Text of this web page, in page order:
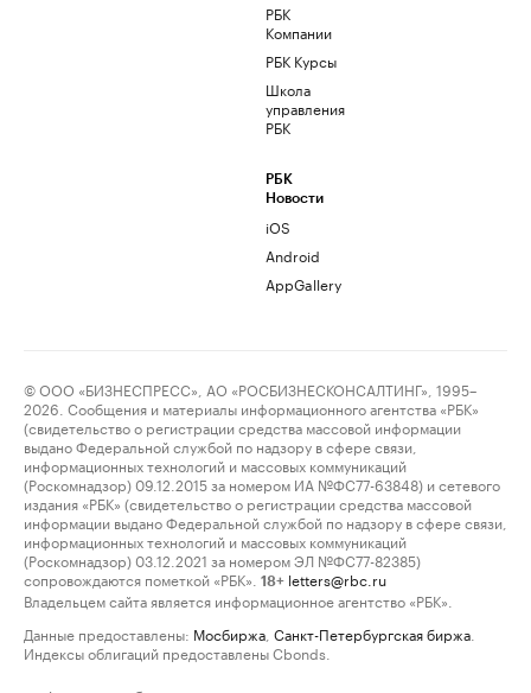
РБК
Компании
РБК Курсы
Школа
управления
РБК
РБК
Новости
iOS
Android
AppGallery
© ООО «БИЗНЕСПРЕСС», АО «РОСБИЗНЕСКОНСАЛТИНГ», 1995–
2026. Сообщения и материалы информационного агентства «РБК»
(свидетельство о регистрации средства массовой информации
выдано Федеральной службой по надзору в сфере связи,
информационных технологий и массовых коммуникаций
(Роскомнадзор) 09.12.2015 за номером ИА №ФС77-63848) и сетевого
издания «РБК» (свидетельство о регистрации средства массовой
информации выдано Федеральной службой по надзору в сфере связи,
информационных технологий и массовых коммуникаций
(Роскомнадзор) 03.12.2021 за номером ЭЛ №ФС77-82385)
сопровождаются пометкой «РБК».
18+ letters@rbc.ru
Владельцем сайта является информационное агентство «РБК».
Данные предоставлены: Мосбиржа Санкт-Петербургская биржа
Индексы облигаций предоставлены Cbonds.